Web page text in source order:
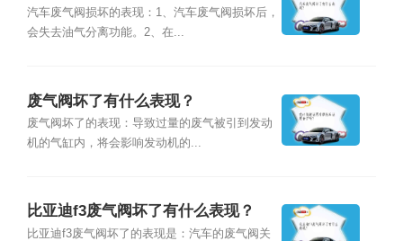
汽车废气阀损坏的表现：1、汽车废气阀损坏后，
会失去油气分离功能。2、在...
废气阀坏了有什么表现？
废气阀坏了的表现：导致过量的废气被引到发动
机的气缸内，将会影响发动机的...
比亚迪f3废气阀坏了有什么表现？
比亚迪f3废气阀坏了的表现是：汽车的废气阀关